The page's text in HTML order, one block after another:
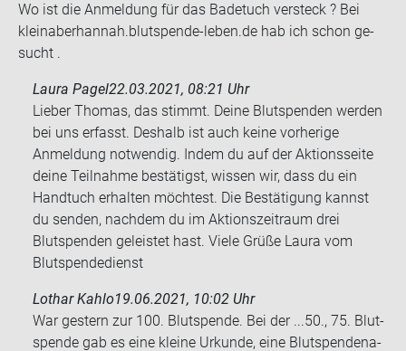
Wo ist die An­mel­dung für das Ba­de­tuch ver­steck ? Bei
kleinaber­han­nah.blutspende-​leben.de hab ich schon ge­
sucht .
Laura Pagel22.03.2021, 08:21 Uhr
Lieber Thomas, das stimmt. Deine Blutspenden werden
bei uns erfasst. Deshalb ist auch keine vorherige
Anmeldung notwendig. Indem du auf der Aktionsseite
deine Teilnahme bestätigst, wissen wir, dass du ein
Handtuch erhalten möchtest. Die Bestätigung kannst
du senden, nachdem du im Aktionszeitraum drei
Blutspenden geleistet hast. Viele Grüße Laura vom
Blutspendedienst
Lothar Kahlo19.06.2021, 10:02 Uhr
War ges­tern zur 100. Blut­spen­de. Bei der ...50., 75. Blut­
spen­de gab es eine klei­ne Ur­kun­de, eine Blut­spen­de­na­